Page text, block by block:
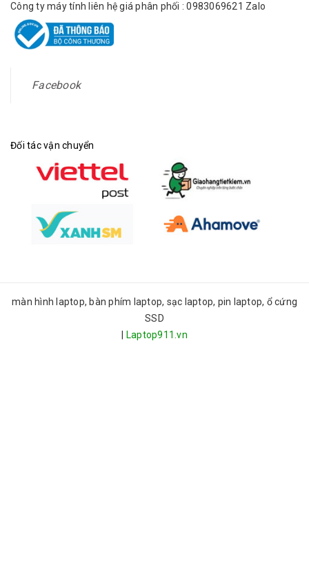
Công ty máy tính liên hệ giá phân phối : 0983069621 Zalo
Facebook
Đối tác vận chuyển
màn hình laptop, bàn phím laptop, sạc laptop, pin laptop, ổ cứng
SSD
Laptop911.vn